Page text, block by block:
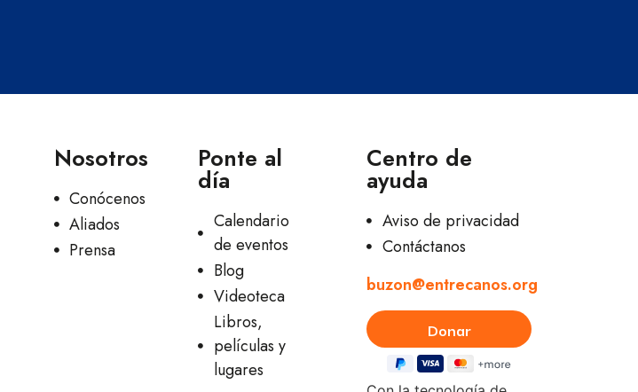
Nosotros
Conócenos
Aliados
Prensa
Ponte al
día
Calendario
de eventos
Blog
Videoteca
Libros,
películas y
lugares
Centro de
ayuda
Aviso de privacidad
Contáctanos
buzon@entrecanos.org